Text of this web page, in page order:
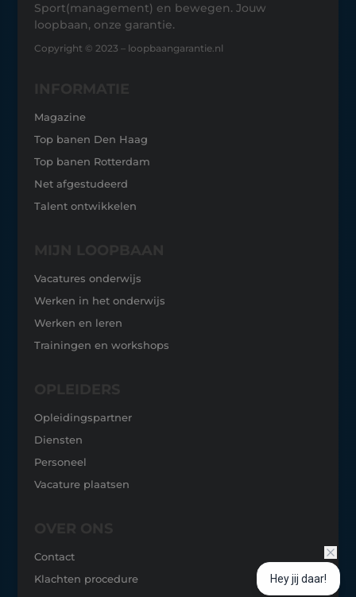
Sport(management) en bewegen. Jouw
loopbaan, onze garantie.
Copyright © 2023 – loopbaangarantie.nl
Magazine
Top banen Den Haag
Top banen Rotterdam
Net afgestudeerd
Talent ontwikkelen
Vacatures onderwijs
Werken in het onderwijs
Werken en leren
Trainingen en workshops
Opleidingspartner
Diensten
Personeel
Vacature plaatsen
Contact
Klachten procedure